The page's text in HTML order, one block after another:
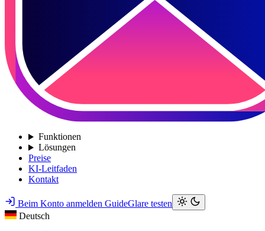
Funktionen
Lösungen
Preise
KI-Leitfaden
Kontakt
Beim Konto anmelden GuideGlare testen
Deutsch